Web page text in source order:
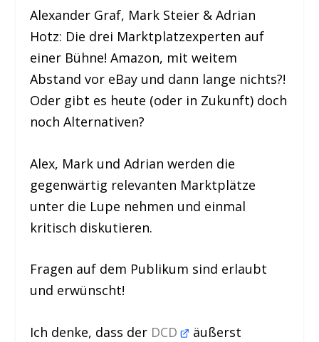
Alexander Graf, Mark Steier & Adrian
Hotz: Die drei Marktplatzexperten auf
einer Bühne! Amazon, mit weitem
Abstand vor eBay und dann lange nichts?!
Oder gibt es heute (oder in Zukunft) doch
noch Alternativen?
Alex, Mark und Adrian werden die
gegenwärtig relevanten Marktplätze
unter die Lupe nehmen und einmal
kritisch diskutieren.
Fragen auf dem Publikum sind erlaubt
und erwünscht!
Ich denke, dass der DCD
äußerst